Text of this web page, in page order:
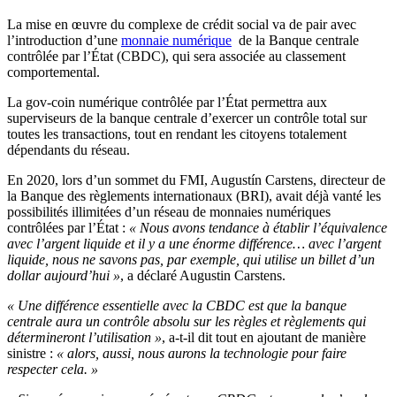
La mise en œuvre du complexe de crédit social va de pair avec
l’introduction d’une monnaie numérique de la Banque centrale
contrôlée par l’État (CBDC), qui sera associée au classement
comportemental.
La gov-coin numérique contrôlée par l’État permettra aux
superviseurs de la banque centrale d’exercer un contrôle total sur
toutes les transactions, tout en rendant les citoyens totalement
dépendants du réseau.
En 2020, lors d’un sommet du FMI, Augustín Carstens, directeur de
la Banque des règlements internationaux (BRI), avait déjà vanté les
possibilités illimitées d’un réseau de monnaies numériques
contrôlées par l’État : « Nous avons tendance à établir l’équivalence
avec l’argent liquide et il y a une énorme différence… avec l’argent
liquide, nous ne savons pas, par exemple, qui utilise un billet d’un
dollar aujourd’hui », a déclaré Augustin Carstens.
« Une différence essentielle avec la CBDC est que la banque
centrale aura un contrôle absolu sur les règles et règlements qui
détermineront l’utilisation », a-t-il dit tout en ajoutant de manière
sinistre : « alors, aussi, nous aurons la technologie pour faire
respecter cela. »